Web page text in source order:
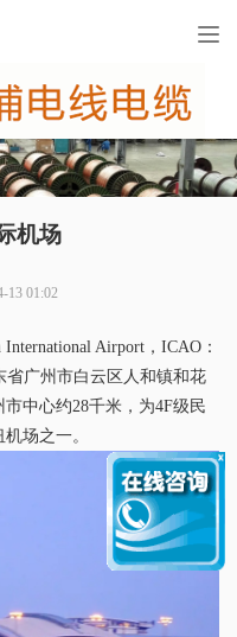
机场
13 01:02
Airport，ICAO：
省广州市白云区人和镇和花
中心约28千米，为4F级民
场之一。